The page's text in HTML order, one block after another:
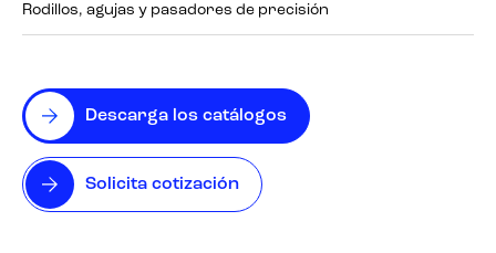
Descarga los catálogos
Solicita cotización
Rodillos, agujas y pasadores de precisión